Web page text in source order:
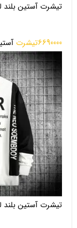
تیشرت آستین
6690000تیشرت
تیشرت آستین